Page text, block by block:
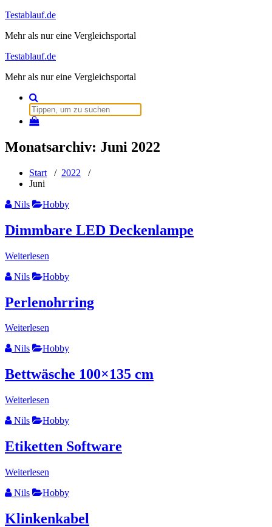
Zum
springen
Testablauf.de
Mehr als nur eine Vergleichsportal
Testablauf.de
Mehr als nur eine Vergleichsportal
Suchen
nach:
Monatsarchiv: Juni 2022
Start / 2022 /
Juni
Nils
Hobby
Dimmbare LED Deckenlampe
Weiterlesen
Nils
Hobby
Perlenohrring
Weiterlesen
Nils
Hobby
Bettwäsche 100×135 cm
Weiterlesen
Nils
Hobby
Etiketten Software
Weiterlesen
Nils
Hobby
Klinkenkabel